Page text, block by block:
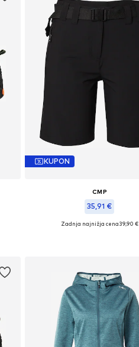
KUPON
CMP
35,91 €
Razpoložljive velikosti: XS
Zadnja najnižja cena39,90 €